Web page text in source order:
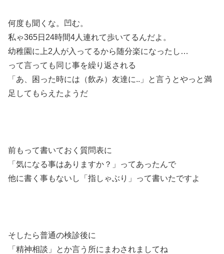
何度も聞くな。凹む。
私ゃ365日24時間4人連れて歩いてるんだよ。
幼稚園に上2人が入ってるから随分楽になったし…
って言っても同じ事を繰り返される
「あ、困った時には（飲み）友達に..」と言うとやっと満
足してもらえたようだ
前もって書いておく質問表に
「気になる事はありますか？」ってあったんで
他に書く事もないし「指しゃぶり」って書いたですよ
そしたら普通の検診後に
「精神相談」とか言う所にまわされましてね